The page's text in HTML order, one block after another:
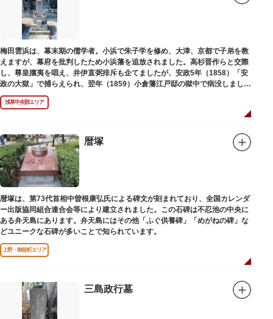
梅田雲浜は、幕末期の儒学者。小浜で朱子学を修め、大津、京都で子弟を教
えますが、幕府を批判したため小浜藩を追放されました。高杉晋作らと交際
し、尊皇攘夷を唱え、井伊直弼排斥も企てましたが、安政5年（1858）「安
政の大獄」で捕らえられ、翌年（1859）小倉藩江戸邸の獄中で病没しまし
た。お墓は海禅寺（かいぜんじ）にあります。
浅草中央部エリア
暦塚
暦塚は、第73代首相中曽根康弘氏による碑文が刻まれており、全国カレンダ
ー出版協同組合連合会等により建立されました。この石碑は不忍池の中央に
ある弁天島にあります。弁天島にはその他「ふぐ供養碑」「めがねの碑」な
どユニークな石碑が多いことで知られています。
上野・御徒町エリア
三島政行墓